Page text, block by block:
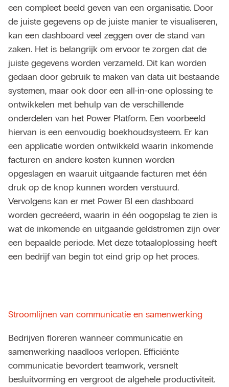
een compleet beeld geven van een organisatie. Door
de juiste gegevens op de juiste manier te visualiseren,
kan een dashboard veel zeggen over de stand van
zaken. Het is belangrijk om ervoor te zorgen dat de
juiste gegevens worden verzameld. Dit kan worden
gedaan door gebruik te maken van data uit bestaande
systemen, maar ook door een all-in-one oplossing te
ontwikkelen met behulp van de verschillende
onderdelen van het Power Platform. Een voorbeeld
hiervan is een eenvoudig boekhoudsysteem. Er kan
een applicatie worden ontwikkeld waarin inkomende
facturen en andere kosten kunnen worden
opgeslagen en waaruit uitgaande facturen met één
druk op de knop kunnen worden verstuurd.
Vervolgens kan er met Power BI een dashboard
worden gecreëerd, waarin in één oogopslag te zien is
wat de inkomende en uitgaande geldstromen zijn over
een bepaalde periode. Met deze totaaloplossing heeft
een bedrijf van begin tot eind grip op het proces.
Stroomlijnen van communicatie en samenwerking
Bedrijven floreren wanneer communicatie en
samenwerking naadloos verlopen. Efficiënte
communicatie bevordert teamwork, versnelt
besluitvorming en vergroot de algehele productiviteit.